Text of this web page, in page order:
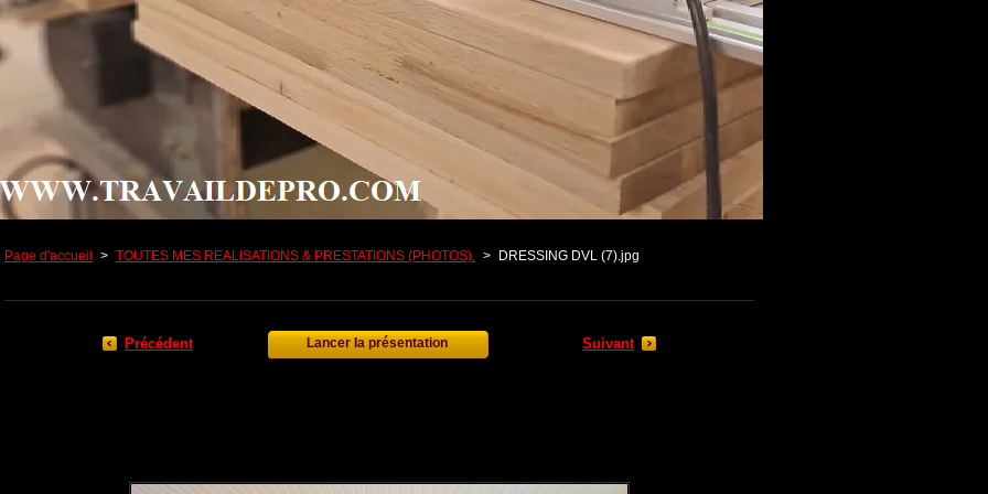
Page d'accueil > TOUTES MES REALISATIONS & PRESTATIONS (PHOTOS). > DRESSING DVL (7).jpg
Précédent Lancer la présentation Suivant